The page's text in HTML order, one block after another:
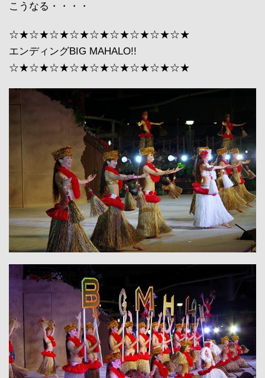
こうなる・・・・
☆★☆★☆★☆★☆★☆★☆★☆★☆★
エンディングBIG MAHALO!!
☆★☆★☆★☆★☆★☆★☆★☆★☆★